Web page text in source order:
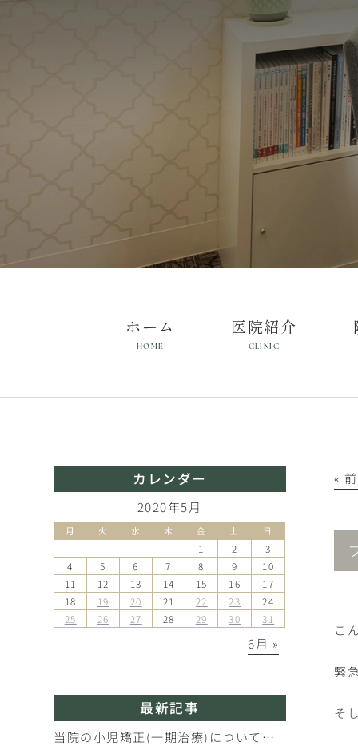
ホーム
HOME
医院紹介
CLINIC
«
こ
緊
そ
カレンダー
2020年5月
月 火 水 木 金 土 日
1 2
3
4
5 6 7 8 9
10
11
12 13 14 15 16
17
18
19 20 21 22 23
24
25
26 27 28 29 30 31
6月 »
最新記事
当院の小児矯正(一期治療)についてのご案内